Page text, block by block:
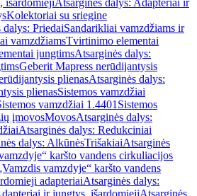
išardomiejiAtsarginės dalys: Adapteriai ir
Kolektoriai su sriegine
dalys: PriedaiSandarikliai vamzdžiams ir
vamzdžiamsTvirtinimo elementai
jungtimsAtsarginės dalys:
Geberit Mapress nerūdijantysis
plienasAtsarginės dalys:
plienasSistemos vamzdžiai
vamzdžiai 1.4401 Sistemos
įmovosMovosAtsarginės dalys:
Atsarginės dalys: Redukciniai
dalys: AlkūnėsTrišakiaiAtsarginės
karšto vandens cirkuliacijos
vamzdyje“ karšto vandens
adapteriaiAtsarginės dalys:
ir jungtys, išardomiejiAtsarginės